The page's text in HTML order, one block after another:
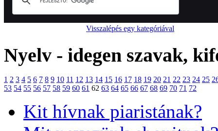
Visszalépés egy kategóriával
Nyelv - idegen szavak,
1 2 3 4 5 6 7 8 9 10 11 12 13 14 15 16 17 18 19 20 21 22 23 24 25
53 54 55 56 57 58 59 60 61 62 63 64 65 66 67 68 69 70 71 72
Kit hívnak piaristának?